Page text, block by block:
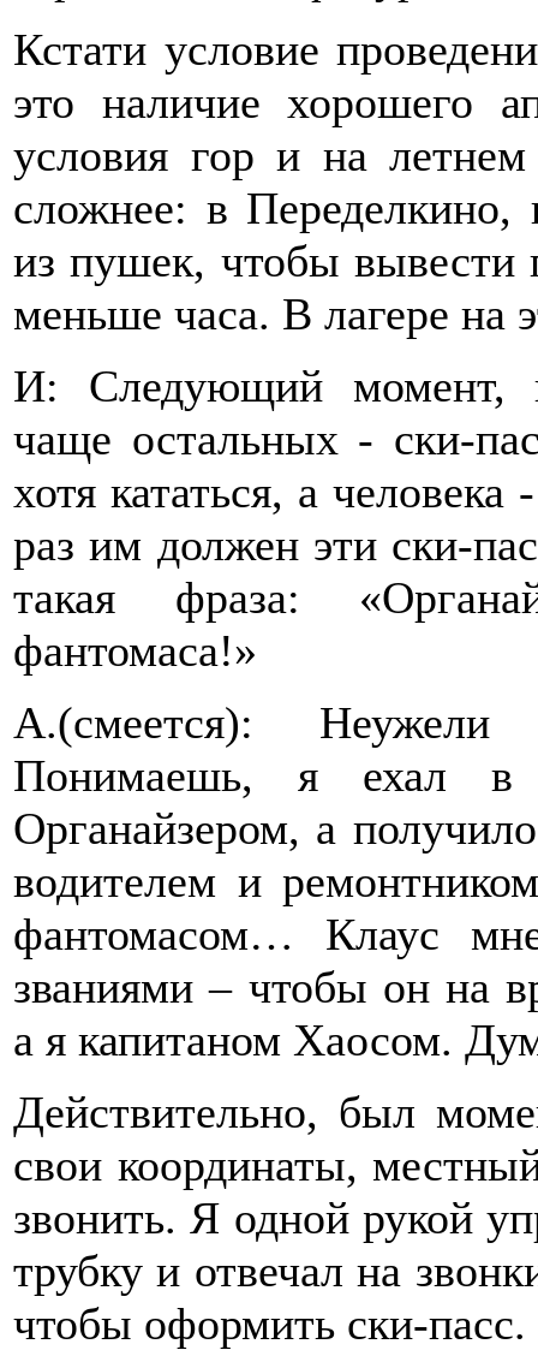
Кстати условие
это наличие хорошего
условия гор и на летнем
сложнее: в Переделкино,
из пушек, чтобы вывести
меньше часа. В лагере на
И: Следующий момент,
чаще остальных - ски-
хотя кататься, а
раз им должен эти ски-
такая фраза:
фантомаса!»
А.(смеется):
Понимаешь, я ехал в
Органайзером, а
водителем и
фантомасом… Клаус
званиями – чтобы он на
а я капитаном Хаосом.
Действительно, был
свои координаты,
звонить. Я одной рукой
трубку и отвечал на
чтобы оформить ски-пасс.